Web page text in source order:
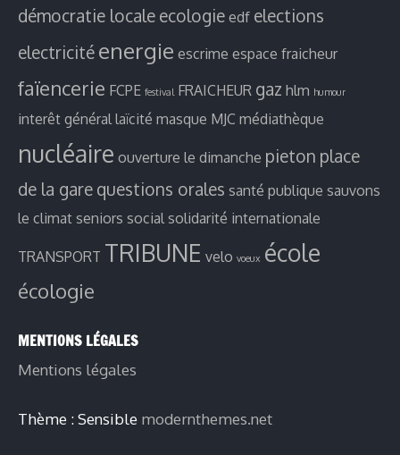
démocratie locale ecologie edf elections
electricité energie escrime espace fraicheur
faïencerie FCPE festival FRAICHEUR gaz hlm humour
interêt général laïcité masque MJC médiathèque
nucléaire ouverture le dimanche pieton place
de la gare questions orales santé publique sauvons
le climat seniors social solidarité internationale
TRANSPORT TRIBUNE velo voeux école
écologie
MENTIONS LÉGALES
Mentions légales
Thème : Sensible modernthemes.net